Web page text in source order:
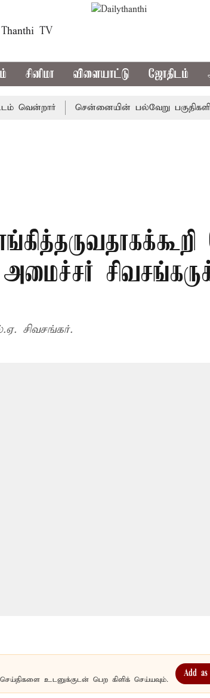
Thanthi TV
சினிமா விளையாட்டு ஜோதிடம்
சென்னையின் பல்வேறு பகுதிகளில்
சிவசங்கர்.
உடனுக்குடன் பெற கிளிக் செய்யவும்.
Add